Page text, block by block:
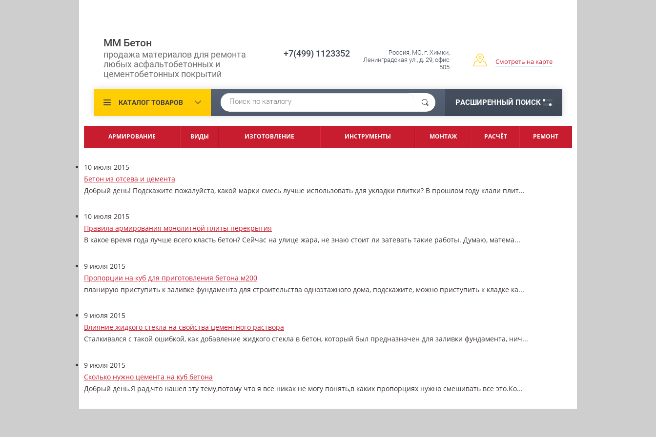
ММ Бетон
продажа материалов для ремонта
любых асфальтобетонных и
цементобетонных покрытий
+7(499) 1123352
Россия, МО, г. Химки,
Ленинградская ул., д. 29, офис
505
Смотреть на карте
КАТАЛОГ ТОВАРОВ РАСШИРЕННЫЙ ПОИСК
АРМИРОВАНИЕ ВИДЫ ИЗГОТОВЛЕНИЕ ИНСТРУМЕНТЫ МОНТАЖ РАСЧЁТ РЕМОНТ
10 июля 2015
Бетон из отсева и цемента
Добрый день! Подскажите пожалуйста, какой марки смесь лучше использовать для укладки плитки? В прошлом году клали плит...
10 июля 2015
Правила армирования монолитной плиты перекрытия
В какое время года лучше всего класть бетон? Сейчас на улице жара, не знаю стоит ли затевать такие работы. Думаю, матема...
9 июля 2015
Пропорции на куб для приготовления бетона м200
планирую приступить к заливке фундамента для строительства одноэтажного дома, подскажите, можно приступить к кладке ка...
9 июля 2015
Влияние жидкого стекла на свойства цементного раствора
Сталкивался с такой ошибкой, как добавление жидкого стекла в бетон, который был предназначен для заливки фундамента, нич...
9 июля 2015
Сколько нужно цемента на куб бетона
Добрый день.Я рад,что нашел эту тему,потому что я все никак не могу понять,в каких пропорциях нужно смешивать все это.Ко...